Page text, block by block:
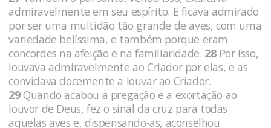
admiravelmente em seu espírito. E ficava admirado
por ser uma multidão tão grande de aves, com uma
variedade belíssima, e também porque eram
concordes na afeição e na familiaridade. 28 Por isso,
louvava admiravelmente ao Criador por elas, e as
convidava docemente a louvar ao Criador.
29Quando acabou a pregação e a exortação ao
louvor de Deus, fez o sinal da cruz para todas
aquelas aves e, dispensando-as, aconselhou